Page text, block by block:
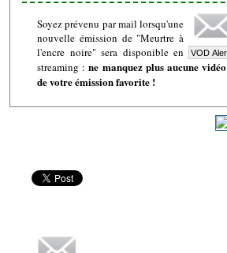
Soyez prévenu par mail lorsqu'une
nouvelle émission de "Meurtre à
l'encre noire" sera disponible en
streaming :ne manquez plus aucune vidéo
de votre émission favorite !